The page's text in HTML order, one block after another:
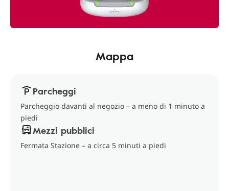
Mappa
Parcheggi
Parcheggio davanti al negozio – a meno di 1 minuto a
piedi
Mezzi pubblici
Fermata Stazione – a circa 5 minuti a piedi